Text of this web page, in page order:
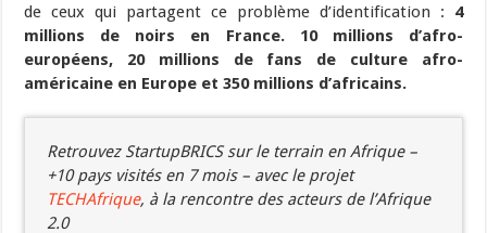
de ceux qui partagent ce problème d’identification : 4
millions de noirs en France. 10 millions d’afro-
européens, 20 millions de fans de culture afro-
américaine en Europe et 350 millions d’africains.
Retrouvez StartupBRICS sur le terrain en Afrique –
+10 pays visités en 7 mois – avec le projet
TECHAfrique, à la rencontre des acteurs de l’Afrique
2.0